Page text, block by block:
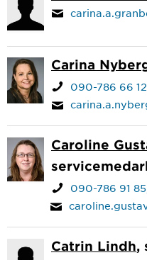
Carina
090-786 66 12
Caroline
090-786 91 85
Catrin Lindh,